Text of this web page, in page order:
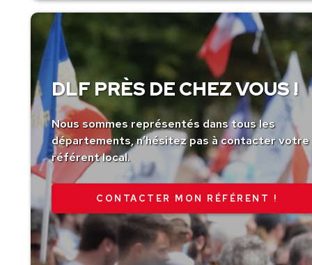
DLF PRÈS DE CHEZ VOUS !
Nous sommes représentés dans tous les
départements, n’hésitez pas à contacter votre
référent local.
CONTACTER MON RÉFÉRENT !